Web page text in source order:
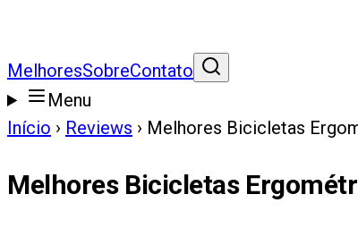
MelhoresSobreContato
Menu
Início › Reviews › Melhores Bicicletas
Melhores Bicicletas